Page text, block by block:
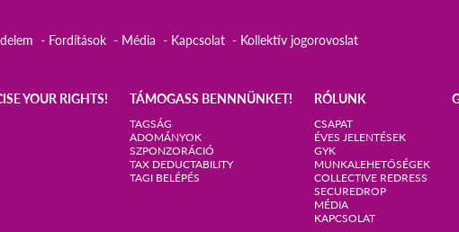
Fordítások Média Kapcsolat Kollektív jogorovoslat
YOUR RIGHTS! TÁMOGASS BENNNÜNKET!
TAGSÁG
ADOMÁNYOK
SZPONZORÁCIÓ
TAX DEDUCTABILITY
TAGI BELÉPÉS
RÓLUNK
CSAPAT
ÉVES JELENTÉSEK
GYK
MUNKALEHETŐSÉGEK
COLLECTIVE REDRESS
SECUREDROP
MÉDIA
KAPCSOLAT